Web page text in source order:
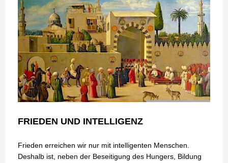
FRIEDEN UND INTELLIGENZ
Frieden erreichen wir nur mit intelligenten Menschen.
Deshalb ist, neben der Beseitigung des Hungers, Bildung